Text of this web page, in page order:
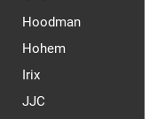
Hoodman
Hohem
Irix
JJC